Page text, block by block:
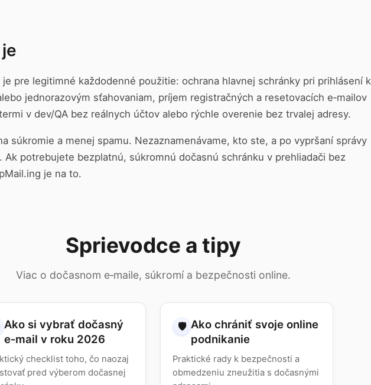
je pre legitimné každodenné použitie: ochrana hlavnej schránky pri prihlásení k
jednorazovým sťahovaniam, príjem registračných a resetovacích e‑mailov
v dev/QA bez reálnych účtov alebo rýchle overenie bez trvalej adresy.
súkromie a menej spamu. Nezaznamenávame, kto ste, a po vypršaní správy
Ak potrebujete bezplatnú, súkromnú dočasnú schránku v prehliadači bez
je na to.
Sprievodce a tipy
Viac o dočasnom e‑maile, súkromí a bezpečnosti online.
Ako si vybrať dočasný
e‑mail v roku 2026
checklist toho, čo naozaj
pred výberom dočasnej
🛡️ Ako chrániť svoje online
podnikanie
Praktické rady k bezpečnosti a
obmedzeniu zneužitia s dočasnými